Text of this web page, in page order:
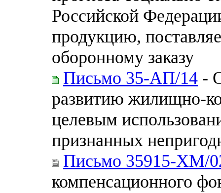
Российской
продукцию,
оборонному заказу
Письмо 35-АП/14 -
развитию жилищно-
целевым
признанных
Письмо 35915-ХМ/
компенсационного